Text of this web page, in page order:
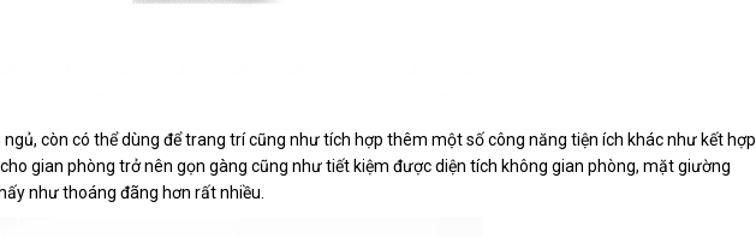
còn có thể dùng để trang trí cũng như tích hợp thêm một số công năng tiện ích khác như kết hợp
gian phòng trở nên gọn gàng cũng như tiết kiệm được diện tích không gian phòng, mặt giường
như thoáng đãng hơn rất nhiều.